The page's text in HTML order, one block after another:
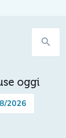
search
oggi
2026